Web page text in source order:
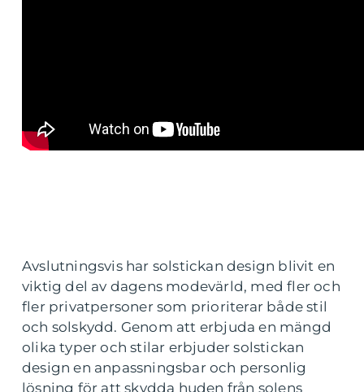
Avslutningsvis har solstickan design blivit en
viktig del av dagens modevärld, med fler och
fler privatpersoner som prioriterar både stil
och solskydd. Genom att erbjuda en mängd
olika typer och stilar erbjuder solstickan
design en anpassningsbar och personlig
lösning för att skydda huden från solens